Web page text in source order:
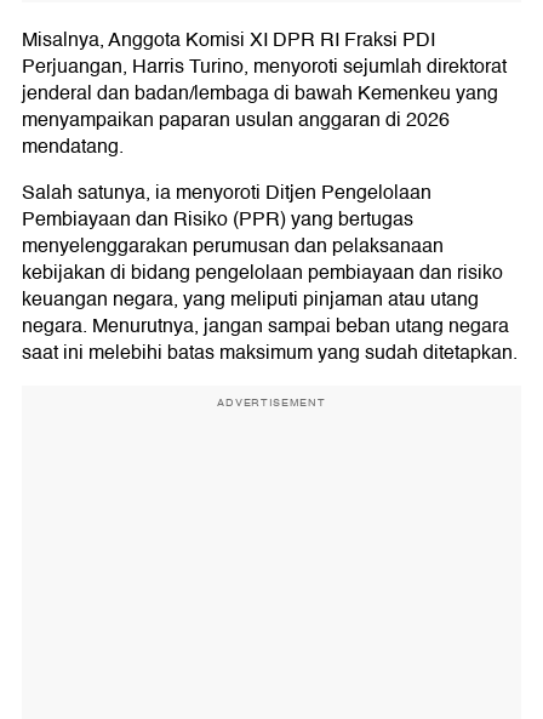
Misalnya, Anggota Komisi XI DPR RI Fraksi PDI
Perjuangan, Harris Turino, menyoroti sejumlah direktorat
jenderal dan badan/lembaga di bawah Kemenkeu yang
menyampaikan paparan usulan anggaran di 2026
mendatang.
Salah satunya, ia menyoroti Ditjen Pengelolaan
Pembiayaan dan Risiko (PPR) yang bertugas
menyelenggarakan perumusan dan pelaksanaan
kebijakan di bidang pengelolaan pembiayaan dan risiko
keuangan negara, yang meliputi pinjaman atau utang
negara. Menurutnya, jangan sampai beban utang negara
saat ini melebihi batas maksimum yang sudah ditetapkan.
ADVERTISEMENT